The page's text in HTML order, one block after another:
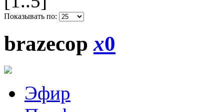
Показывать по:
brazecopx0
Эфир